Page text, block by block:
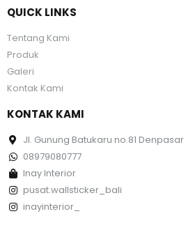
QUICK LINKS
Tentang Kami
Produk
Galeri
Kontak Kami
KONTAK KAMI
Jl. Gunung Batukaru no.81 Denpasar
08979080777
Inay Interior
pusat.wallsticker_bali
inayinterior_